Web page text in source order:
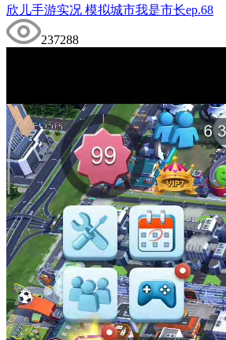
欣儿手游实况 模拟城市我是市长ep.68
237288